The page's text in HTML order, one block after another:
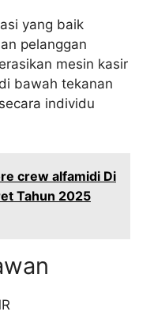
yang baik
pelanggan
mesin kasir
bawah tekanan
individu
crew alfamidi Di
Tahun 2025